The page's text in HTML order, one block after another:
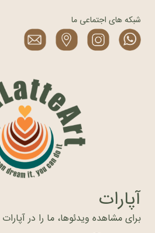
شبکه های اجتماعی ما
آپارات
برای مشاهده ویدئوها، ما را در